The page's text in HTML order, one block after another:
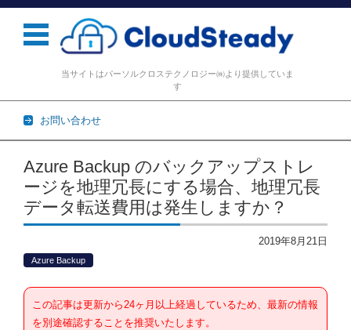
当サイトはパーソルクロステクノロジー㈱より提供していま
す
お問い合わせ
コンテンツに移動
Azure Backup のバックアップストレ
ージを地理冗長にする場合、地理冗長
データ転送費用は発生しますか？
2019年8月21日
Azure Backup
この記事は更新から24ヶ月以上経過しているため、最新の情報
を別途確認することを推奨いたします。